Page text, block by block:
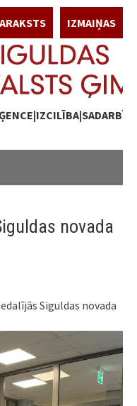
IZMAIŅAS
novada
Siguldas novada